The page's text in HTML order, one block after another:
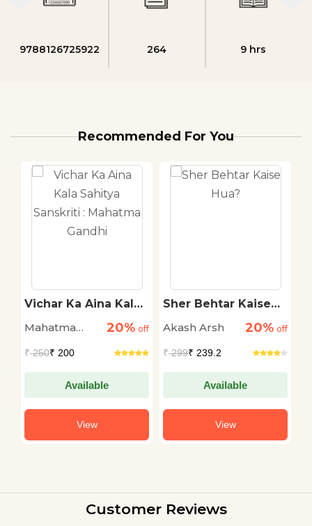
9788126725922 264 9 hrs
Recommended For You
Vichar Ka Aina Kala
Mahatma Gandhi
Mahatma
20% off
₹250₹ 200
Available
View
Sher Behtar Kaise
Akash Arsh
20% off
₹299₹ 239.2
Available
View
Customer Reviews